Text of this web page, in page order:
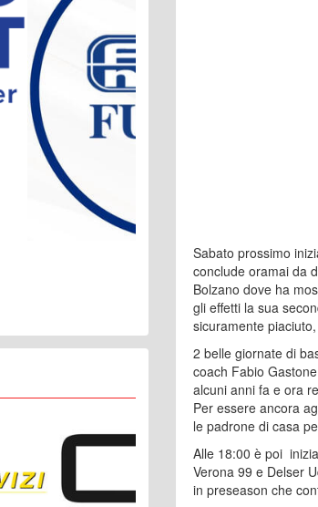
Sabato prossimo
conclude oramai da
Bolzano dove ha
gli effetti la sua
sicuramente
2 belle giornate di
coach Fabio
alcuni anni fa e ora
Per essere ancora
le padrone di casa
Alle 18:00 è poi
Verona 99 e Delser
in preseason che